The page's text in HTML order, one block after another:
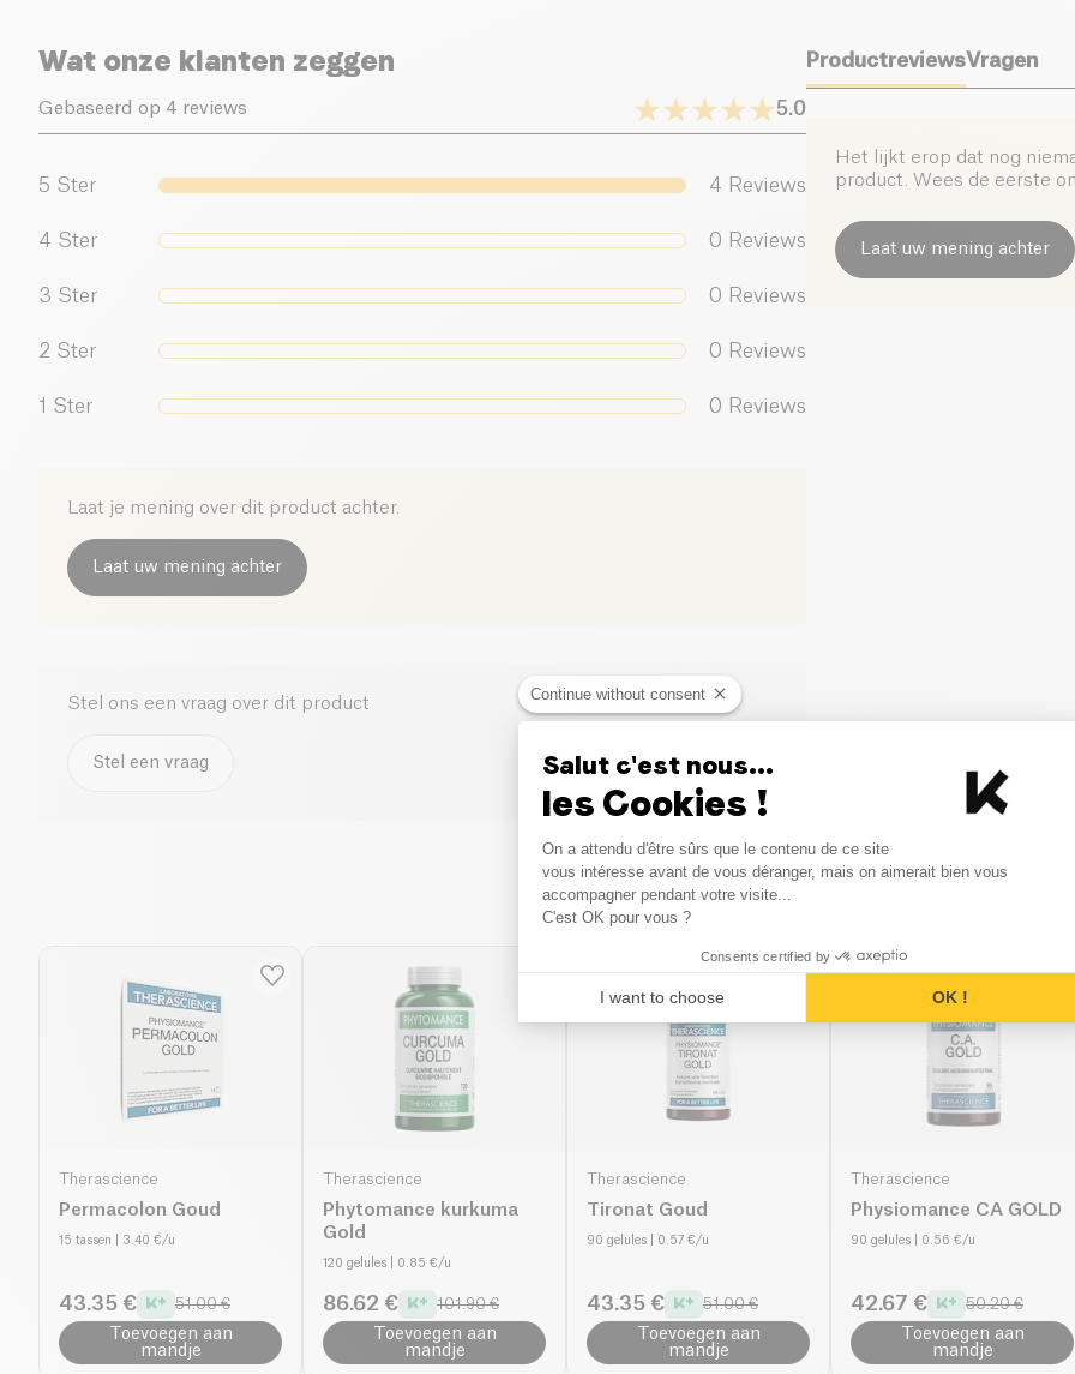
Wat onze klanten zeggen
Gebaseerd op 4 reviews 5.0
5 Ster 4 Reviews
4 Ster 0 Reviews
3 Ster 0 Reviews
2 Ster 0 Reviews
1 Ster 0 Reviews
Laat je mening over dit product achter.
Laat uw mening achter
Stel ons een vraag over dit product
Stel een vraag
ProductreviewsVragen
Het lijkt erop dat nog
product. Wees de eerste
Laat uw mening achter
Vergelijkbare producten
Therascience
Permacolon Goud
15 tassen | 3.40 €/u
43.35 € 51.00 €
Toevoegen aan
mandje
Therascience
Phytomance kurkuma
Gold
120 gelules | 0.85 €/u
86.62 € 101.90 €
Toevoegen aan
mandje
Therascience
Tironat Goud
90 gelules | 0.57 €/u
43.35 € 51.00 €
Toevoegen aan
mandje
Therascience
Physiomance CA GOLD
90 gelules | 0.56 €/u
42.67 € 50.20 €
Toevoegen aan
mandje
Continue without consent
Salut c'est nous...
les Cookies !
Consent Management
On a attendu d'être sûrs que le contenu de ce site
vous intéresse avant de vous déranger, mais on aimerait bien vous
accompagner pendant votre visite...
C'est OK pour vous ?
Consents certified by
I want to choose OK !
Axeptio consent